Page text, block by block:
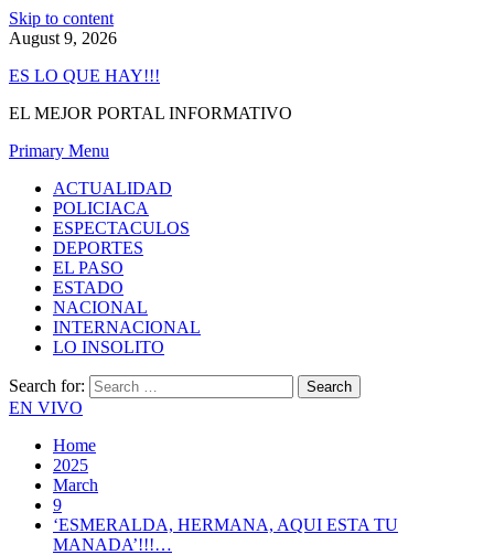
Skip to content
August 9, 2026
ES LO QUE HAY!!!
EL MEJOR PORTAL INFORMATIVO
Primary Menu
ACTUALIDAD
POLICIACA
ESPECTACULOS
DEPORTES
EL PASO
ESTADO
NACIONAL
INTERNACIONAL
LO INSOLITO
Search for:
EN VIVO
Home
2025
March
9
‘ESMERALDA, HERMANA, AQUI ESTA TU
MANADA’!!!…